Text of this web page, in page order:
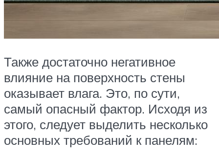
Также достаточно негативное
влияние на поверхность стены
оказывает влага. Это, по сути,
самый опасный фактор. Исходя из
этого, следует выделить несколько
основных требований к панелям: